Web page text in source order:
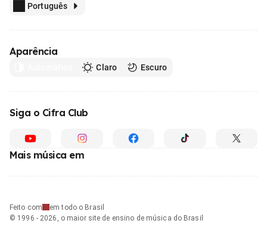
Português
Aparência
Claro Escuro
Siga o Cifra Club
Mais música em
Feito com
em todo o Brasil
© 1996 - 2026, o maior site de ensino de música do Brasil